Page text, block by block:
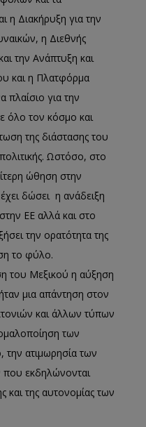
η Διακήρυξη για την
η Διεθνής
την Ανάπτυξη και
και η Πλατφόρμα
για την
όλο τον κόσμο και
της διάστασης του
Ωστόσο, στο
ώθηση στην
δώσει η ανάδειξη
ΕΕ αλλά και στο
την ορατότητα της
το φύλο.
του Μεξικού η αύξηση
μια απάντηση στον
και άλλων τύπων
των
ατιμωρησία των
εκδηλώνονται
και της αυτονομίας των